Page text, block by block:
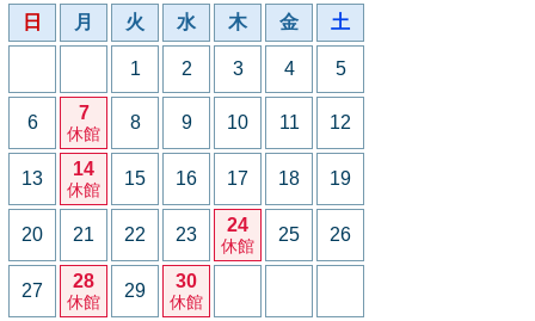
日 月 火 水 木 金 土
1 2 3 4 5
6 7
休館
8 9 10 11 12
13 14
休館
15 16 17 18 19
20 21 22 23 24
休館
25 26
27 28
休館
29 30
休館